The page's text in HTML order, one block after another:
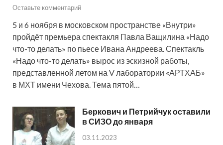
Оставьте комментарий
5 и 6 ноября в московском пространстве «Внутри»
пройдёт премьера спектакля Павла Ващилина «Надо
что-то делать» по пьесе Ивана Андреева. Спектакль
«Надо что-то делать» вырос из эскизной работы,
представленной летом на V лаборатории «АРТХАБ»
в МХТ имени Чехова. Тема пятой…
Беркович и Петрийчук оставили
в СИЗО до января
03.11.2023